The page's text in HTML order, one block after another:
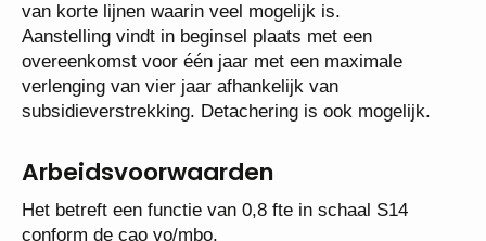
deze verder te ontwikkelen en in te richten. We
hebben een cultuur van korte lijnen waarin veel
mogelijk is.
Aanstelling vindt in beginsel plaats met een
overeenkomst voor één jaar met een maximale
subsidieverstrekking. Detachering is ook mogelijk.
Arbeidsvoorwaarden